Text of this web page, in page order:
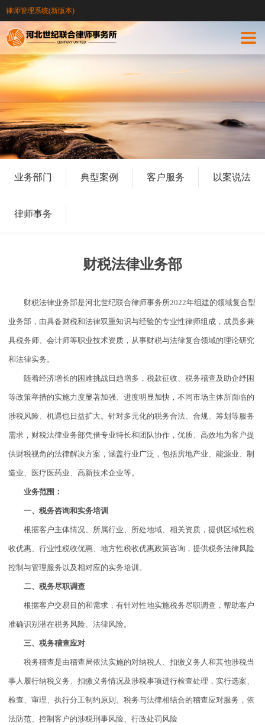
律师管理系统(新版本)
业务部门 典型案例 客户服务 以案说法
律师事务
财税法律业务部
财税法律业务部是河北世纪联合律师事务所2022年组建的领域复合型
业务部，由具备财税和法律双重知识与经验的专业性律师组成，成员多兼
具税务师、会计师等职业技术资质，从事财税与法律复合领域的理论研究
和法律实务。
随着经济增长的困难挑战日趋增多，税款征收、税务稽查及助企纾困
等政策举措的实施力度显著加强、进度明显加快，不同市场主体所面临的
涉税风险、机遇也日益扩大。针对多元化的税务合法、合规、筹划等服务
需求，财税法律业务部凭借专业特长和团队协作，优质、高效地为客户提
供财税视角的法律解决方案，涵盖行业广泛，包括房地产业、能源业、制
造业、医疗医药业、高新技术企业等。
业务范围：
一、税务咨询和实务培训
根据客户主体情况、所属行业、所处地域、相关资质，提供区域性税
收优惠、行业性税收优惠、地方性税收优惠政策咨询，提供税务法律风险
控制与管理服务以及相对应的实务培训。
二、税务尽职调查
根据客户交易目的和需求，有针对性地实施税务尽职调查，帮助客户
准确识别潜在税务风险、法律风险。
三、税务稽查应对
税务稽查是由稽查局依法实施的对纳税人、扣缴义务人和其他涉税当
事人履行纳税义务、扣缴义务情况及涉税事项进行检查处理，实行选案、
检查、审理、执行分工制约原则。税务与法律相结合的稽查应对服务，依
法防范、控制客户的涉税刑事风险、行政处罚风险